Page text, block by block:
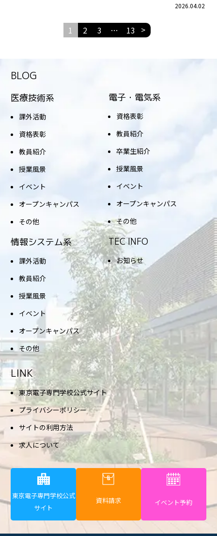
2026.04.02
ー
1 2 3 … 13 >
BLOG
医療技術系
課外活動
資格表彰
教員紹介
授業風景
イベント
オープンキャンパス
その他
情報システム系
課外活動
教員紹介
授業風景
イベント
オープンキャンパス
その他
電子・電気系
資格表彰
教員紹介
卒業生紹介
授業風景
イベント
オープンキャンパス
その他
TEC INFO
お知らせ
LINK
東京電子専門学校公式サイト
プライバシーポリシー
サイトの利用方法
求人について
東京電子専門学校公式
サイト
資料請求 イベント予約